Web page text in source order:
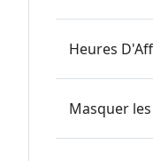
Heures
Masquer